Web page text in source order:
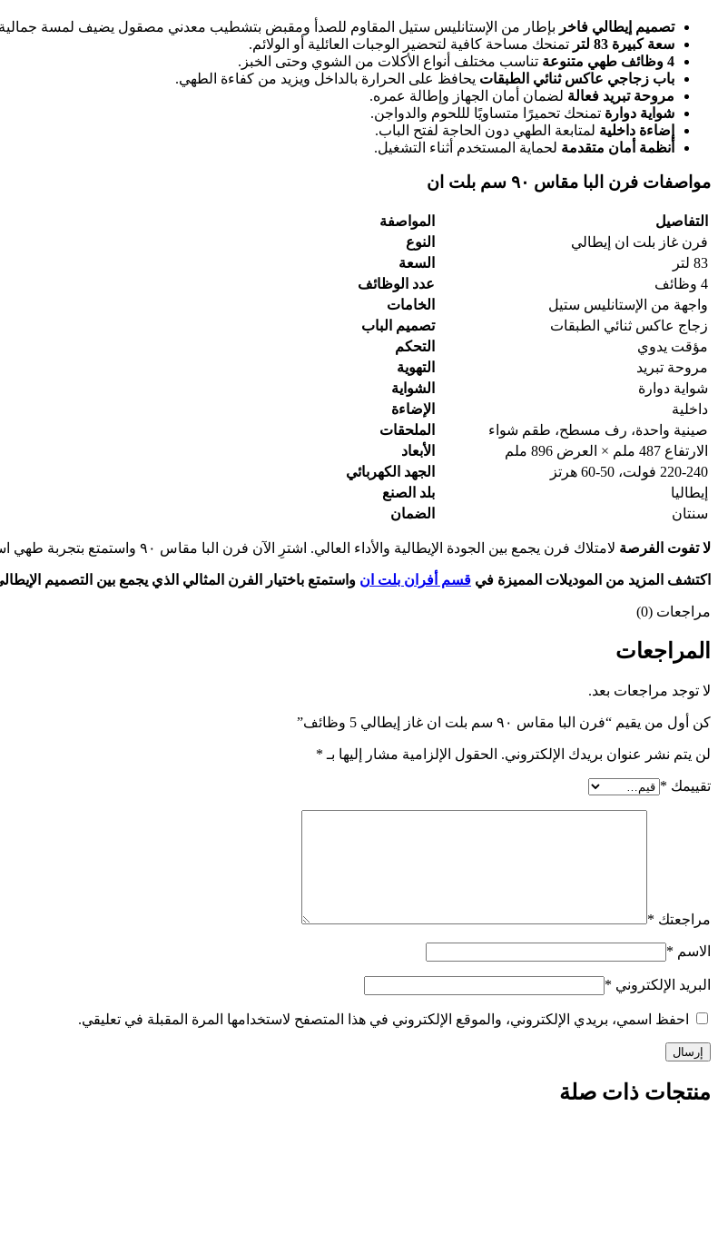
تصميم إيطالي فاخر بإطار من الإستانليس ستيل المقاوم للصدأ ومقبض بتشطيب معدني مصقول يضيف لمسة
سعة كبيرة 83 لتر
تمنحك مساحة كافية لتحضير الوجبات العائلية أو الولائم.
4 وظائف طهي متنوعة
تناسب مختلف أنواع الأكلات من الشوي وحتى الخبز.
باب زجاجي عاكس ثنائي الطبقات يحافظ على الحرارة بالداخل ويزيد من كفاءة الطهي.
مروحة تبريد فعالة لضمان أمان الجهاز وإطالة عمره.
شواية دوارة تمنحك تحميرًا متساويًا لللحوم والدواجن.
إضاءة داخلية لمتابعة الطهي دون الحاجة لفتح الباب.
أنظمة أمان متقدمة لحماية المستخدم أثناء التشغيل.
مواصفات فرن البا مقاس ٩٠ سم بلت ان
التفاصيل
المواصفة
فرن غاز بلت ان إيطالي
النوع
83 لتر
السعة
4 وظائف
عدد الوظائف
واجهة من الإستانليس ستيل
الخامات
زجاج عاكس ثنائي الطبقات
تصميم الباب
مؤقت يدوي
التحكم
مروحة تبريد
التهوية
شواية دوارة
الشواية
داخلية
الإضاءة
صينية واحدة، رف مسطح، طقم شواء
الملحقات
الارتفاع 487 ملم × العرض 896 ملم
الأبعاد
220-240 فولت، 50-60 هرتز
الجهد الكهربائي
إيطاليا
بلد الصنع
سنتان
الضمان
لا تفوت الفرصة لامتلاك فرن يجمع بين الجودة الإيطالية والأداء العالي. اشترِ الآن فرن البا مقاس ٩٠​ واستمتع بتجربة طهي استثنائية مع أفضل سعر وشحن سريع داخل المملكة.
اكتشف المزيد من الموديلات المميزة في قسم أفران بلت ان واستمتع باختيار الفرن المثالي الذي يجمع بين التصميم
مراجعات (0)
المراجعات
لا توجد مراجعات بعد.
كن أول من يقيم “فرن البا مقاس ٩٠​ سم بلت ان غاز إيطالي 5 وظائف”
لن يتم نشر عنوان بريدك الإلكتروني. الحقول الإلزامية مشار إليها بـ *
تقييمك *
مراجعتك *
الاسم *
البريد الإلكتروني *
احفظ اسمي، بريدي الإلكتروني، والموقع الإلكتروني في هذا المتصفح لاستخدامها المرة المقبلة في تعليقي.
منتجات ذات صلة